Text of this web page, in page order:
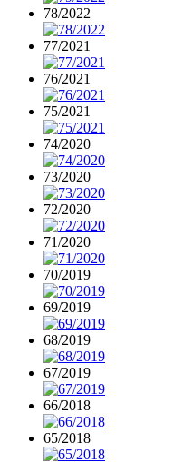
78/2022
77/2021
76/2021
75/2021
74/2020
73/2020
72/2020
71/2020
70/2019
69/2019
68/2019
67/2019
66/2018
65/2018